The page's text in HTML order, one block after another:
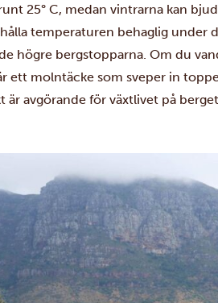
25° C, medan vintrarna kan
temperaturen behaglig under
högre bergstopparna. Om du
ett molntäcke som sveper in
avgörande för växtlivet på